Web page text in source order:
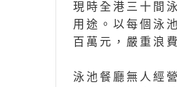
現時全港三十間
用途。以每個泳
百萬元，嚴重浪
泳池餐廳無人經